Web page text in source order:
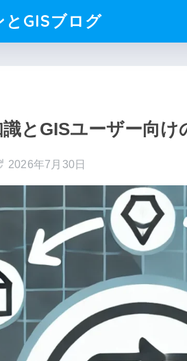
とGISブログ
とGISユーザー向け
2026年7月30日